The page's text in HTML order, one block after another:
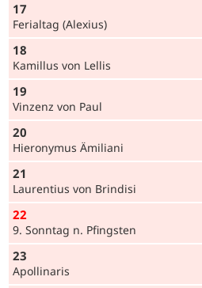
17
Ferialtag (Alexius)
18
Kamillus von Lellis
19
Vinzenz von Paul
20
Hieronymus Ämiliani
21
Laurentius von Brindisi
22
9. Sonntag n. Pfingsten
23
Apollinaris